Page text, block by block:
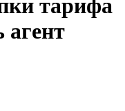
тарифа
агент